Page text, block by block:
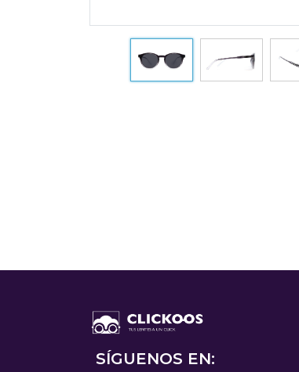
SÍGUENOS EN: